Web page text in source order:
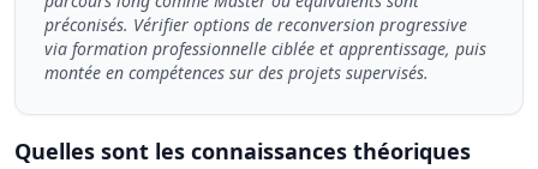
préconisés. Vérifier options de reconversion progressive
via formation professionnelle ciblée et apprentissage, puis
montée en compétences sur des projets supervisés.
Quelles sont les connaissances théoriques